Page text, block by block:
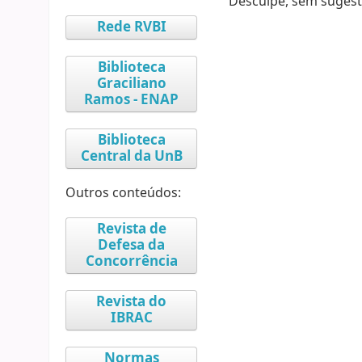
Rede RVBI
Biblioteca
Graciliano
Ramos - ENAP
Biblioteca
Central da UnB
Outros conteúdos:
Revista de
Defesa da
Concorrência
Revista do
IBRAC